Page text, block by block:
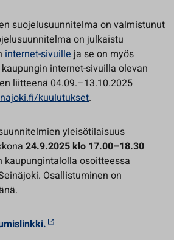
suojelusuunnitelma on valmistunut
on julkaistu
internet-sivuille ja se on myös
internet-sivuilla olevan
liitteenä 04.09.–13.10.2025
kuulutukset.
yleisötilaisuus
24.9.2025 klo 17.00–18.30
kaupungintalolla osoitteessa
Osallistuminen on